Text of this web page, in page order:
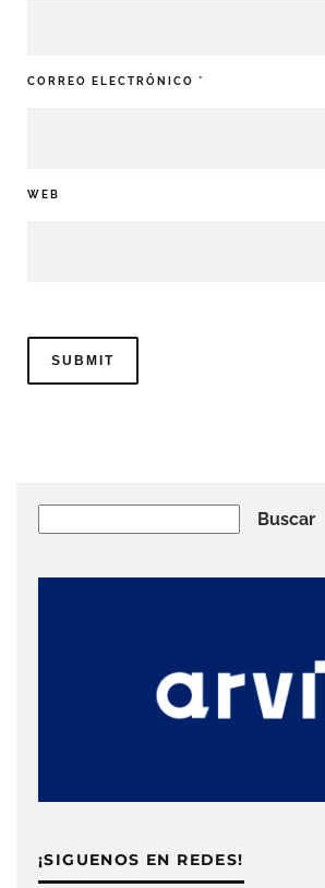
CORREO ELECTRÓNICO *
WEB
Buscar
¡SIGUENOS EN REDES!